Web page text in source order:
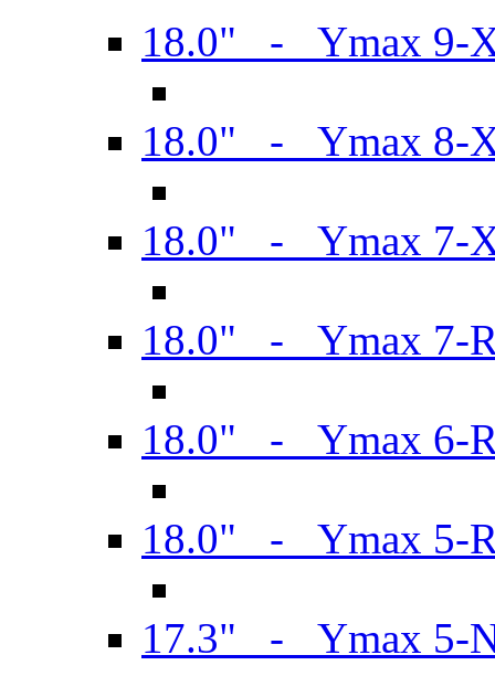
18.0" - Ymax 9-
18.0" - Ymax 8-
18.0" - Ymax 7-
18.0" - Ymax 7-
18.0" - Ymax 6-
18.0" - Ymax 5-
17.3" - Ymax 5-